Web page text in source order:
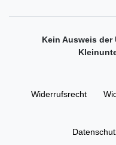
Kein Ausweis
Widerrufs­recht